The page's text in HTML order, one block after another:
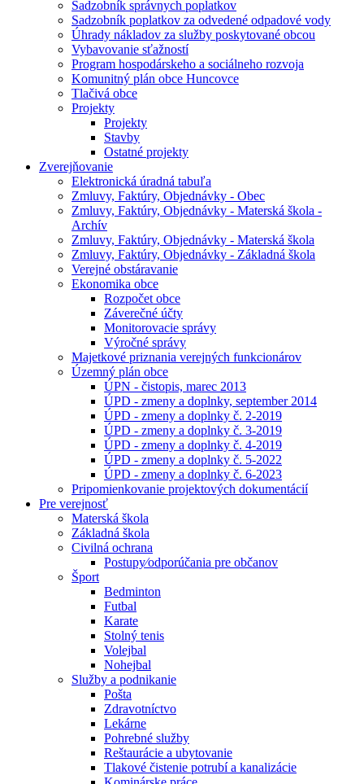
Sadzobník správnych poplatkov
Sadzobník poplatkov za odvedené odpadové vody
Úhrady nákladov za služby poskytované obcou
Vybavovanie sťažností
Program hospodárskeho a sociálneho rozvoja
Komunitný plán obce Huncovce
Tlačivá obce
Projekty
Projekty
Stavby
Ostatné projekty
Zverejňovanie
Elektronická úradná tabuľa
Zmluvy, Faktúry, Objednávky - Obec
Zmluvy, Faktúry, Objednávky - Materská škola -
Archív
Zmluvy, Faktúry, Objednávky - Materská škola
Zmluvy, Faktúry, Objednávky - Základná škola
Verejné obstáravanie
Ekonomika obce
Rozpočet obce
Záverečné účty
Monitorovacie správy
Výročné správy
Majetkové priznania verejných funkcionárov
Územný plán obce
ÚPN - čistopis, marec 2013
ÚPD - zmeny a doplnky, september 2014
ÚPD - zmeny a doplnky č. 2-2019
ÚPD - zmeny a doplnky č. 3-2019
ÚPD - zmeny a doplnky č. 4-2019
ÚPD - zmeny a doplnky č. 5-2022
ÚPD - zmeny a doplnky č. 6-2023
Pripomienkovanie projektových dokumentácií
Pre verejnosť
Materská škola
Základná škola
Civilná ochrana
Postupy⁄odporúčania pre občanov
Šport
Bedminton
Futbal
Karate
Stolný tenis
Volejbal
Nohejbal
Služby a podnikanie
Pošta
Zdravotníctvo
Lekárne
Pohrebné služby
Reštaurácie a ubytovanie
Tlakové čistenie potrubí a kanalizácie